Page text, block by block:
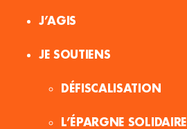
J’AGIS
JE SOUTIENS
DÉFISCALISATION
L’ÉPARGNE SOLIDAIRE